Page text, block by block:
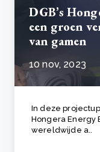
DGB’s
een groen
van gamen
10 nov, 2023
In deze
Hongera Energy
wereldwijde a..